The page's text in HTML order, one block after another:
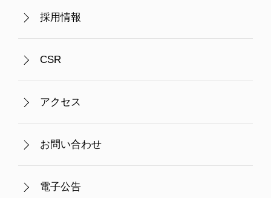
採用情報
CSR
アクセス
お問い合わせ
電子公告